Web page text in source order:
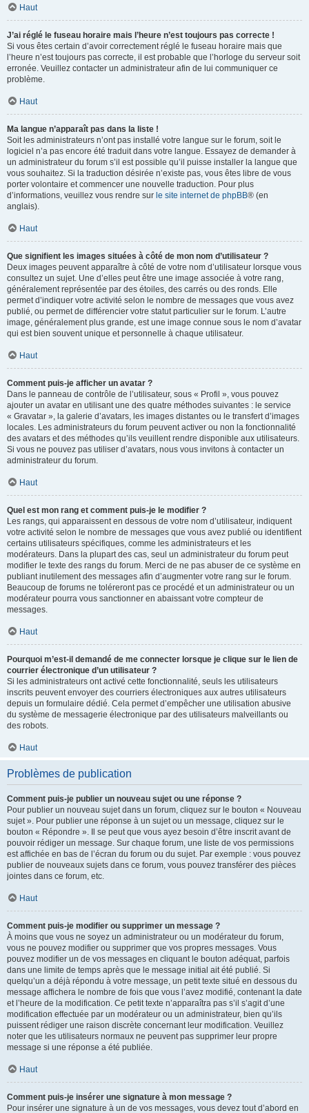
Haut
J’ai réglé le fuseau horaire mais l’heure n’est toujours pas correcte !
Si vous êtes certain d’avoir correctement réglé le fuseau horaire mais que
l’heure n’est toujours pas correcte, il est probable que l’horloge du serveur soit
erronée. Veuillez contacter un administrateur afin de lui communiquer ce
problème.
Haut
Ma langue n’apparaît pas dans la liste !
Soit les administrateurs n’ont pas installé votre langue sur le forum, soit le
logiciel n’a pas encore été traduit dans votre langue. Essayez de demander à
un administrateur du forum s’il est possible qu’il puisse installer la langue que
vous souhaitez. Si la traduction désirée n’existe pas, vous êtes libre de vous
porter volontaire et commencer une nouvelle traduction. Pour plus
d’informations, veuillez vous rendre sur le site internet de phpBB® (en
anglais).
Haut
Que signifient les images situées à côté de mon nom d’utilisateur ?
Deux images peuvent apparaître à côté de votre nom d’utilisateur lorsque vous
consultez un sujet. Une d’elles peut être une image associée à votre rang,
généralement représentée par des étoiles, des carrés ou des ronds. Elle
permet d’indiquer votre activité selon le nombre de messages que vous avez
publié, ou permet de différencier votre statut particulier sur le forum. L’autre
image, généralement plus grande, est une image connue sous le nom d’avatar
qui est bien souvent unique et personnelle à chaque utilisateur.
Haut
Comment puis-je afficher un avatar ?
Dans le panneau de contrôle de l’utilisateur, sous « Profil », vous pouvez
ajouter un avatar en utilisant une des quatre méthodes suivantes : le service
« Gravatar », la galerie d’avatars, les images distantes ou le transfert d’images
locales. Les administrateurs du forum peuvent activer ou non la fonctionnalité
des avatars et des méthodes qu’ils veuillent rendre disponible aux utilisateurs.
Si vous ne pouvez pas utiliser d’avatars, nous vous invitons à contacter un
administrateur du forum.
Haut
Quel est mon rang et comment puis-je le modifier ?
Les rangs, qui apparaissent en dessous de votre nom d’utilisateur, indiquent
votre activité selon le nombre de messages que vous avez publié ou identifient
certains utilisateurs spécifiques, comme les administrateurs et les
modérateurs. Dans la plupart des cas, seul un administrateur du forum peut
modifier le texte des rangs du forum. Merci de ne pas abuser de ce système en
publiant inutilement des messages afin d’augmenter votre rang sur le forum.
Beaucoup de forums ne toléreront pas ce procédé et un administrateur ou un
modérateur pourra vous sanctionner en abaissant votre compteur de
messages.
Haut
Pourquoi m’est-il demandé de me connecter lorsque je clique sur le lien de
courrier électronique d’un utilisateur ?
Si les administrateurs ont activé cette fonctionnalité, seuls les utilisateurs
inscrits peuvent envoyer des courriers électroniques aux autres utilisateurs
depuis un formulaire dédié. Cela permet d’empêcher une utilisation abusive
du système de messagerie électronique par des utilisateurs malveillants ou
des robots.
Haut
Problèmes de publication
Comment puis-je publier un nouveau sujet ou une réponse ?
Pour publier un nouveau sujet dans un forum, cliquez sur le bouton « Nouveau
sujet ». Pour publier une réponse à un sujet ou un message, cliquez sur le
bouton « Répondre ». Il se peut que vous ayez besoin d’être inscrit avant de
pouvoir rédiger un message. Sur chaque forum, une liste de vos permissions
est affichée en bas de l’écran du forum ou du sujet. Par exemple : vous pouvez
publier de nouveaux sujets dans ce forum, vous pouvez transférer des pièces
jointes dans ce forum, etc.
Haut
Comment puis-je modifier ou supprimer un message ?
À moins que vous ne soyez un administrateur ou un modérateur du forum,
vous ne pouvez modifier ou supprimer que vos propres messages. Vous
pouvez modifier un de vos messages en cliquant le bouton adéquat, parfois
dans une limite de temps après que le message initial ait été publié. Si
quelqu’un a déjà répondu à votre message, un petit texte situé en dessous du
message affichera le nombre de fois que vous l’avez modifié, contenant la date
et l’heure de la modification. Ce petit texte n’apparaîtra pas s’il s’agit d’une
modification effectuée par un modérateur ou un administrateur, bien qu’ils
puissent rédiger une raison discrète concernant leur modification. Veuillez
noter que les utilisateurs normaux ne peuvent pas supprimer leur propre
message si une réponse a été publiée.
Haut
Comment puis-je insérer une signature à mon message ?
Pour insérer une signature à un de vos messages, vous devez tout d’abord en